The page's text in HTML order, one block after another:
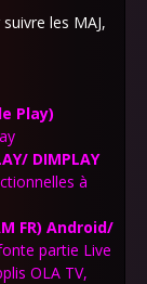
les MAJ,
Play)
DIMPLAY
à
FR) Android/
partie Live
OLA TV,